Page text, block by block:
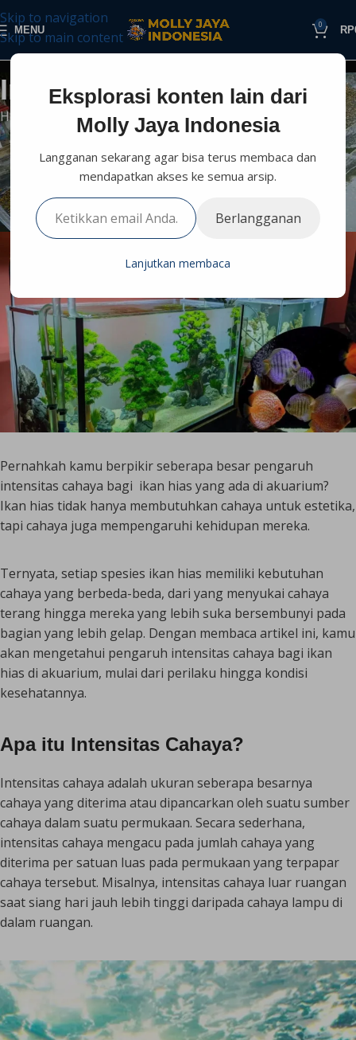
Skip to navigation
Skip to main content
MENU 0 RP
Informasi Perikanan
Home Budidaya Informasi Lain
INFORMASI LAIN
Pengaruh Intensitas Cahaya Bagi
Ikan Hias di Akuarium
mollyjaya.idOn Januari 9, 2025 0
Pernahkah kamu berpikir seberapa besar pengaruh
intensitas cahaya bagi ikan hias yang ada di akuarium?
Ikan hias tidak hanya membutuhkan cahaya untuk estetika,
tapi cahaya juga mempengaruhi kehidupan mereka.
Ternyata, setiap spesies ikan hias memiliki kebutuhan
cahaya yang berbeda-beda, dari yang menyukai cahaya
terang hingga mereka yang lebih suka bersembunyi pada
bagian yang lebih gelap. Dengan membaca artikel ini, kamu
akan mengetahui pengaruh intensitas cahaya bagi ikan
hias di akuarium, mulai dari perilaku hingga kondisi
kesehatannya.
Apa itu Intensitas Cahaya?
Intensitas cahaya adalah ukuran seberapa besarnya
cahaya yang diterima atau dipancarkan oleh suatu sumber
cahaya dalam suatu permukaan. Secara sederhana,
intensitas cahaya mengacu pada jumlah cahaya yang
diterima per satuan luas pada permukaan yang terpapar
cahaya tersebut. Misalnya, intensitas cahaya luar ruangan
saat siang hari jauh lebih tinggi daripada cahaya lampu di
dalam ruangan.
Eksplorasi konten lain dari
Molly Jaya Indonesia
Langganan sekarang agar bisa terus membaca dan
mendapatkan akses ke semua arsip.
Berlangganan
Lanjutkan membaca